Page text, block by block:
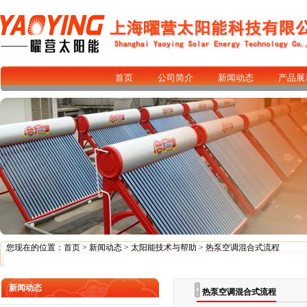
首页 公司简介 新闻动态 产品展
您现在的位置： 首页 > 新闻动态 > 太阳能技术与帮助 > 热泵空调混合式流程
新闻动态 热泵空调混合式流程